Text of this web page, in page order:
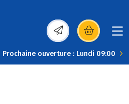
(s’ouvre dans une
Prochaine ouverture : Lundi 09:00